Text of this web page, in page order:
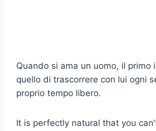
Quando si ama un uomo, il primo
quello di trascorrere con lui ogni
proprio tempo libero.
It is perfectly natural that you